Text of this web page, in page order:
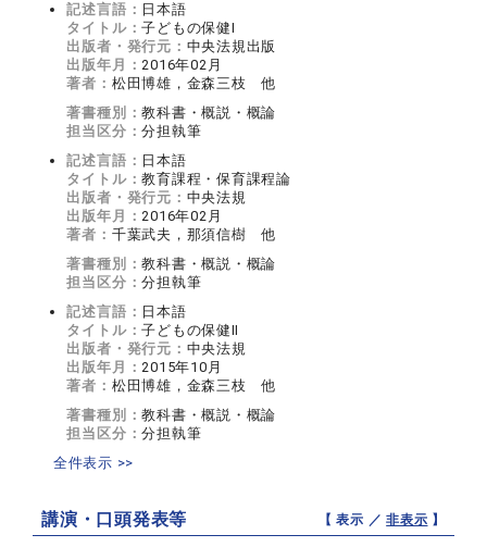
記述言語： 日本語
タイトル：子どもの保健Ⅰ
出版者・発行元： 中央法規出版
出版年月：2016年02月
著者： 松田博雄，金森三枝 他
著書種別：教科書・概説・概論
担当区分：分担執筆
記述言語： 日本語
タイトル：教育課程・保育課程論
出版者・発行元： 中央法規
出版年月：2016年02月
著者： 千葉武夫，那須信樹 他
著書種別：教科書・概説・概論
担当区分：分担執筆
記述言語： 日本語
タイトル：子どもの保健Ⅱ
出版者・発行元： 中央法規
出版年月：2015年10月
著者： 松田博雄，金森三枝 他
著書種別：教科書・概説・概論
担当区分：分担執筆
全件表示 >>
講演・口頭発表等 【 表示 ／非表示 】